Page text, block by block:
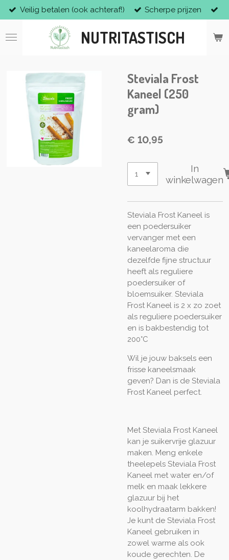
Ga
direct
naar
NUTRITASTISCH
Veilig betalen (ook achteraf!) Scherpe prijzen
Steviala Frost
Kaneel (250
gram)
€ 10,95
In
winkelwagen
Steviala Frost Kaneel is
een poedersuiker
vervanger met een
kaneelaroma die
dezelfde fijne structuur
heeft als reguliere
poedersuiker of
bloemsuiker. Steviala
Frost Kaneel is 2 x zo zoet
als reguliere poedersuiker
en is bakbestendig tot
200°C
Wil je jouw baksels een
frisse kaneelsmaak
geven? Dan is de Steviala
Frost Kaneel perfect.
Met Steviala Frost Kaneel
kan je suikervrije glazuur
maken. Meng enkele
theelepels Steviala Frost
Kaneel met water en/of
melk en maak lekkere
glazuur bij het
koolhydraatarm bakken!
Je kunt de Steviala Frost
Kaneel gebruiken in
zowel warme als ook
koude gerechten. De